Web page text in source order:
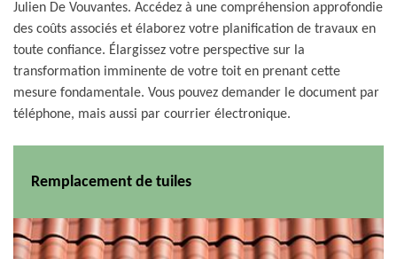
Julien De Vouvantes. Accédez à une compréhension approfondie
des coûts associés et élaborez votre planification de travaux en
toute confiance. Élargissez votre perspective sur la
transformation imminente de votre toit en prenant cette
mesure fondamentale. Vous pouvez demander le document par
téléphone, mais aussi par courrier électronique.
Remplacement de tuiles